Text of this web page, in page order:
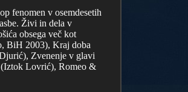
fenomen v osemdesetih
Živi in dela v
obsega več kot
BiH 2003), Kraj doba
Zvenenje v glavi
(Iztok Lovrić), Romeo &